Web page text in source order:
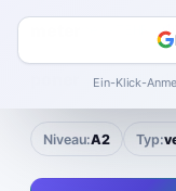
|
poh-NEHR
Niveau:A2 Typ:
Ein-Klick-